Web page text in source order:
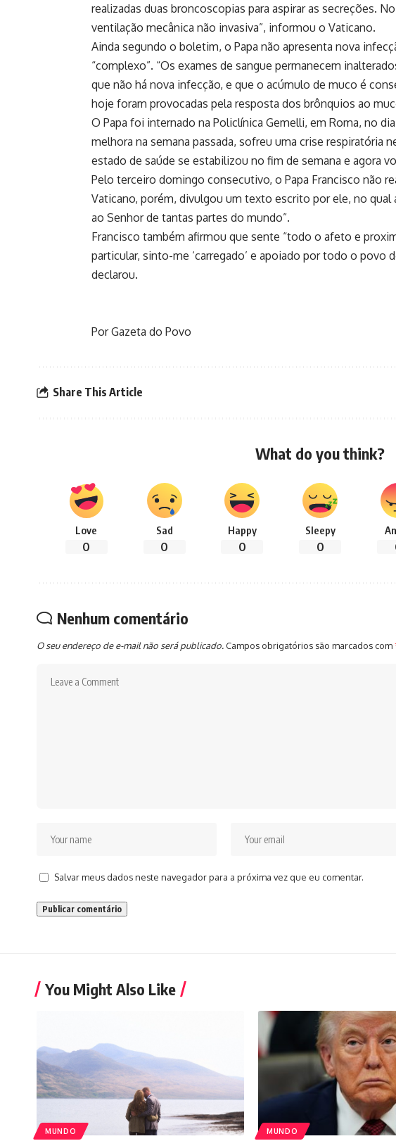
realizadas duas broncoscopias para aspirar as secreções.
ventilação mecânica não invasiva”, informou o Vaticano.
Ainda segundo o boletim, o Papa não apresenta nova
“complexo”. “Os exames de sangue permanecem
que não há nova infecção, e que o acúmulo de muco é
hoje foram provocadas pela resposta dos brônquios ao
O Papa foi internado na Policlínica Gemelli, em Roma, no dia
melhora na semana passada, sofreu uma crise respiratória
estado de saúde se estabilizou no fim de semana e agora
Pelo terceiro domingo consecutivo, o Papa Francisco não
Vaticano, porém, divulgou um texto escrito por ele, no qual
ao Senhor de tantas partes do mundo”.
Francisco também afirmou que sente “todo o afeto e
particular, sinto-me ‘carregado’ e apoiado por todo o povo
declarou.
Por Gazeta do Povo
Share This Article
What do you think?
Love
0
Sad
0
Happy
0
Sleepy
0
Nenhum comentário
O seu endereço de e-mail não será publicado. Campos obrigatórios são marcados com
Salvar meus dados neste navegador para a próxima vez que eu comentar.
You Might Also Like
MUNDO MUNDO